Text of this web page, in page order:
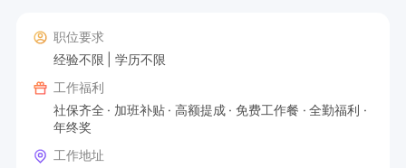
职位要求
经验不限
学历不限
工作福利
社保齐全
加班补贴 高额提成 免费工作餐
全勤福利
年终奖
工作地址